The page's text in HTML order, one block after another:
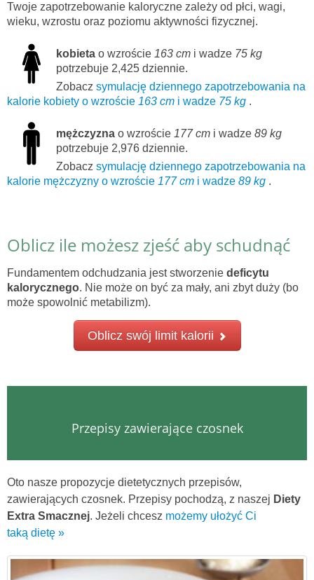
Twoje zapotrzebowanie kaloryczne zależy od płci, wagi,
wieku, wzrostu oraz poziomu aktywności fizycznej.
kobieta o wzroście 163 cm i wadze 75 kg
potrzebuje 2,425 dziennie.
Zobacz symulację dziennego zapotrzebowania na
kalorie kobiety o wzroście 163 cm i wadze 75 kg .
mężczyzna o wzroście 177 cm i wadze 89 kg
potrzebuje 2,976 dziennie.
Zobacz symulację dziennego zapotrzebowania na
kalorie mężczyzny o wzroście 177 cm i wadze 89 kg .
Oblicz ile możesz zjeść aby schudnąć
Fundamentem odchudzania jest stworzenie deficytu
kalorycznego. Nie może on być za mały, ani zbyt duży (bo
może spowolnić metabilizm).
Oblicz swój limit kalorii
Przepisy zawierające czosnek
Oto nasze propozycje dietetycznych przepisów,
zawierających czosnek. Przepisy pochodzą, z naszej Diety
Extra Smacznej. Jeżeli chcesz możemy ułożyć Ci
taką dietę »